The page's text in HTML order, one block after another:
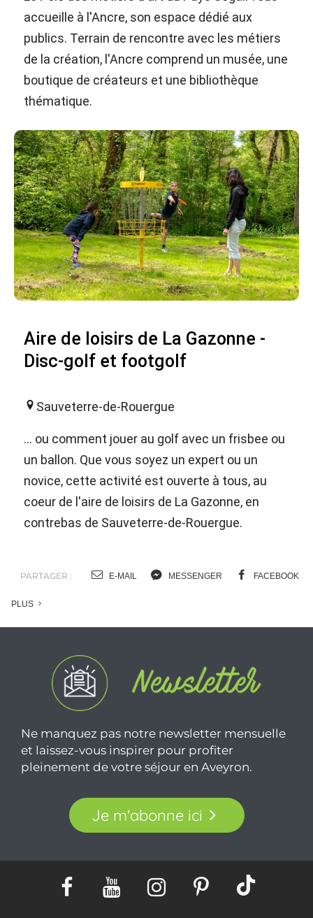
accueille à l'Ancre, son espace dédié aux
publics. Terrain de rencontre avec les métiers
de la création, l'Ancre comprend un musée, une
boutique de créateurs et une bibliothèque
thématique.
Aire de loisirs de La Gazonne -
Disc-golf et footgolf
Sauveterre-de-Rouergue
... ou comment jouer au golf avec un frisbee ou
un ballon. Que vous soyez un expert ou un
novice, cette activité est ouverte à tous, au
coeur de l'aire de loisirs de La Gazonne, en
contrebas de Sauveterre-de-Rouergue.
PARTAGER : E-MAIL MESSENGER FACEBOOK
PLUS
Ne manquez pas notre newsletter mensuelle
et laissez-vous inspirer pour profiter
pleinement de votre séjour en Aveyron.
Je m'abonne ici